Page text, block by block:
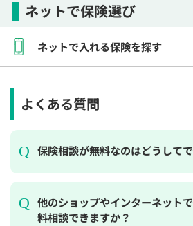
ネットで保険選び
ネットで入れる保険を探す
よくある質問
保険相談が無料なのはどうして
他のショップやインターネット
料相談できますか？